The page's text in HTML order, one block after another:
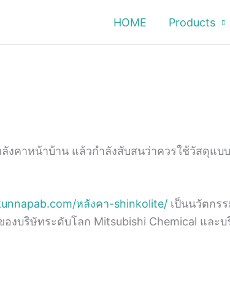
HOME Products
งคาหน้าบ้าน แล้วกำลังสับสนว่าควรใช้วัสดุแ
หลังคา-shinkolite/ เป็นนวัตกร
ริษัทระดับโลก Mitsubishi Chemical และบ